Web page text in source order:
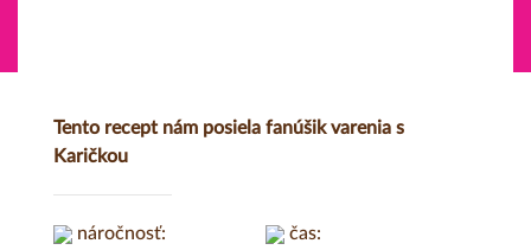
Tento recept nám posiela fanúšik varenia s
Karičkou
náročnosť:
čas: